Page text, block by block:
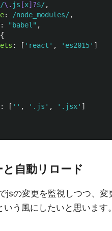
/\. js [x]?$/,
: /node_modules/,
: " babel " ,
: [ ' react ' , ' es2015' ]
: [ '' , ' .js ' , ' .jsx' ]
自動リロード
jsの変更を監視しつつ、
いう風にしたいと思います